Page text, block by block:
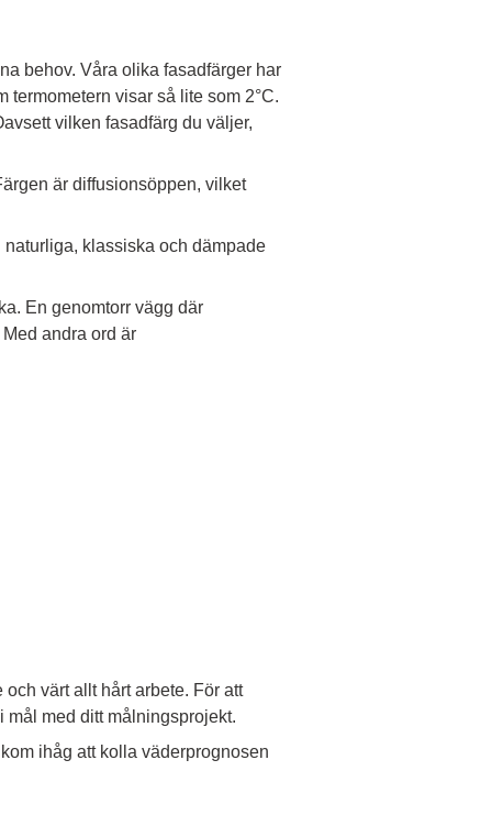
behov. Våra olika fasadfärger har
visar så lite som 2°C.
vilken fasadfärg du väljer,
är diffusionsöppen, vilket
klassiska och dämpade
En genomtorr vägg där
andra ord är
värt allt hårt arbete. För att
mål med ditt målningsprojekt.
ihåg att kolla väderprognosen